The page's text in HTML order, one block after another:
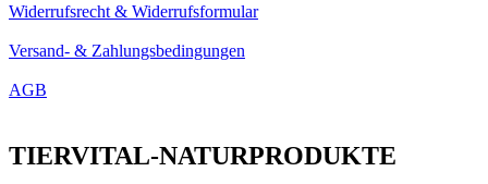
Widerrufsrecht & Widerrufsformular
Versand- & Zahlungsbedingungen
AGB
TIERVITAL-NATURPRODUKTE